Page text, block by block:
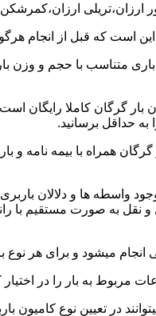
ارزان،تریلی
است که قبل از انجام
متناسب با حجم و وزن
گرگان کاملا رایگان است
به حداقل برسانید.
همراه با بیمه نامه و
واسطه ها و دلالان
صورت مستقیم با راننده
میشود و برای هر نوع
به بار را در اختیار
در تعیین نوع کامیون